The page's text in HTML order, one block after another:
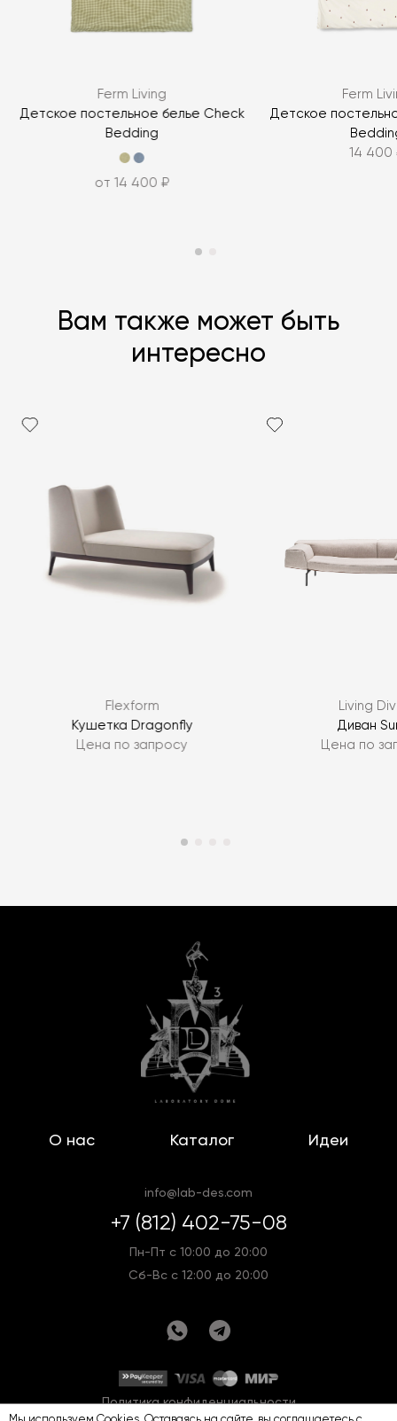
Ferm Living
Детское постельное белье Check
Bedding
от 14 400 ₽
Ferm
Детское
14 400
Вам также может быть
интересно
Flexform
Кушетка Dragonfly
Цена по запросу
Living
Диван
Цена по
О нас Каталог Идеи
info@lab-des.com
+7 (812) 402-75-08
Пн-Пт с 10:00 до 20:00
Сб-Вс с 12:00 до 20:00
Политика конфиденциальности